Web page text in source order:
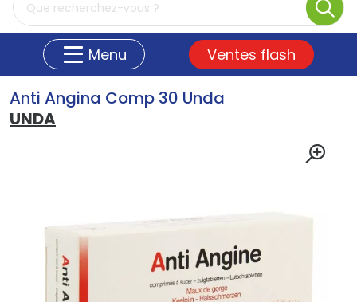
Menu Ventes flash
Anti Angina Comp 30 Unda
UNDA